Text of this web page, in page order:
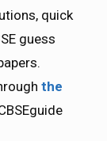
quick
guess
the